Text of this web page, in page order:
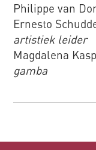
Philippe van
Ernesto
artistiek leider
Magdalena
gamba